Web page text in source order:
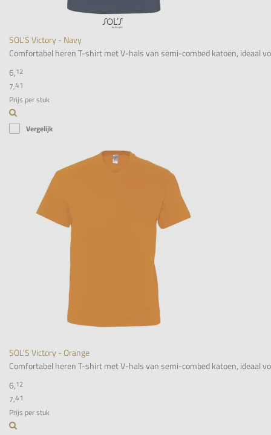
SOL'S Victory - Navy
Comfortabel heren T-shirt met V-hals van semi-combed katoen, ideaal
6,12
7,41
Prijs per stuk
Vergelijk
SOL'S Victory - Orange
Comfortabel heren T-shirt met V-hals van semi-combed katoen, ideaal
6,12
7,41
Prijs per stuk